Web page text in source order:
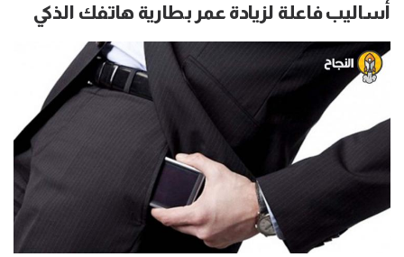
أساليب فاعلة لزيادة عمر بطارية هاتفك الذكي